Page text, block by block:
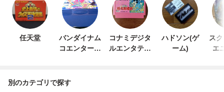
任天堂
バンダイナム
コエンターテ
コナミデジタ
ルエンタテイ
ハドソン(ゲ
ーム)
ス
エ
別のカテゴリで探す